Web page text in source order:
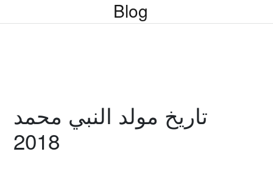
Blog
تاريخ مولد النبي محمد
2018